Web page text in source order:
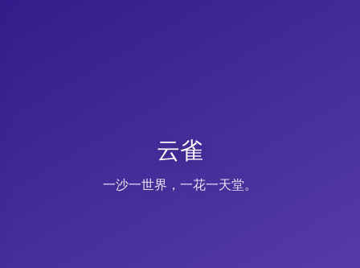
云雀
一沙一世界，一花一天堂。